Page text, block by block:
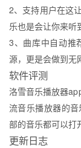
2、支持用户在这
乐也是会让你来听
3、曲库中自动推
源，更是会做到无
软件评测
洛雪音乐播放器
流音乐播放器的
部的音乐都可以打
更新日志